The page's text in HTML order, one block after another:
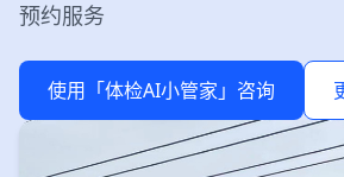
预约服务
使用「体检AI小管家」咨询